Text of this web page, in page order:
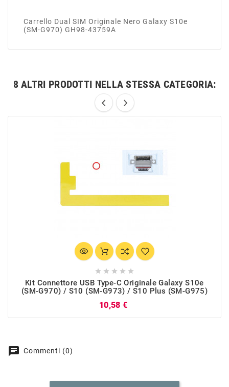
Carrello Dual SIM Originale Nero Galaxy S10e
(SM-G970) GH98-43759A
8 ALTRI PRODOTTI NELLA STESSA CATEGORIA:
    
Kit Connettore USB Type-C Originale Galaxy S10e
(SM-G970) / S10 (SM-G973) / S10 Plus (SM-G975)
10,58 €
chat Commenti (0)